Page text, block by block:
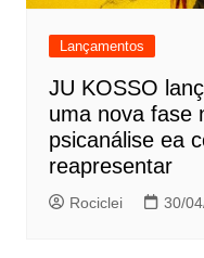
Lançamentos
JU KOSSO
uma nova fase
psicanálise ea
reapresentar
Rociclei 30/